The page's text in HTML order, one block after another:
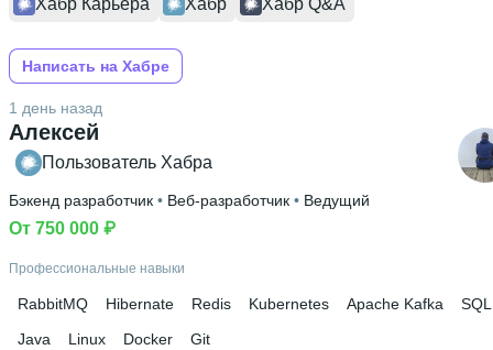
Написать на Хабре
Алексей
1 день назад
Пользователь Хабра
Бэкенд разработчик • Веб-разработчик • Ведущий
От 750 000 ₽
Профессиональные навыки
RabbitMQ Hibernate Redis Kubernetes Apache Kafka
SQL
Java
Linux Docker Git